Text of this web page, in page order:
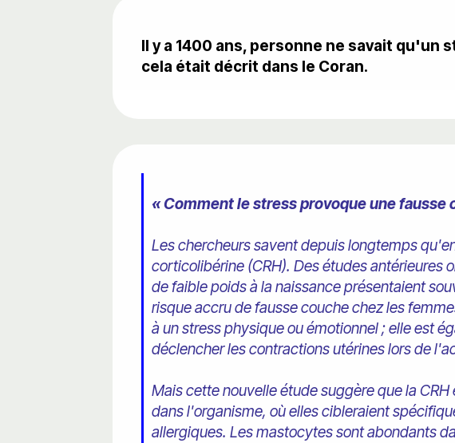
Il y a 1400 ans, personne ne savait
cela était décrit dans le Coran.
« Comment le stress provoque une fausse
Les chercheurs savent depuis longtemps
corticolibérine (CRH). Des études
de faible poids à la naissance présentaient
risque accru de fausse couche chez les
à un stress physique ou émotionnel ; elle est
déclencher les contractions utérines lors de
Mais cette nouvelle étude suggère que la
dans l'organisme, où elles cibleraient
allergiques. Les mastocytes sont abondants